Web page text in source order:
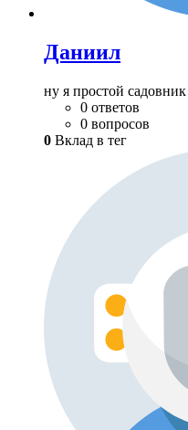
Даниил
ну я простой садовник
0 ответов
0 вопросов
0 Вклад в тег